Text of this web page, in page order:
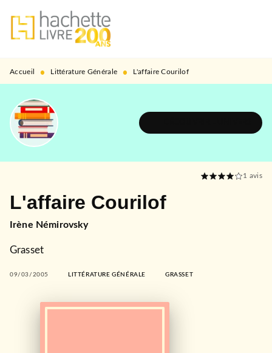
MENU RECHERCHE
PIED DE PAGE
Accueil • Littérature Générale • L'affaire Courilof
1 avis
L'affaire Courilof
Irène Némirovsky
Grasset
09/03/2005 LITTÉRATURE GÉNÉRALE GRASSET